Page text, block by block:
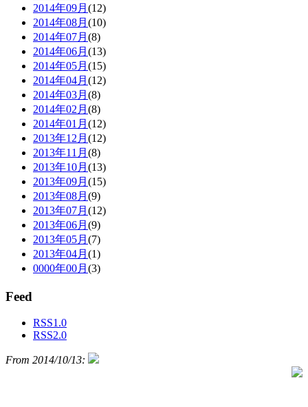
2014年09月 (12)
2014年08月 (10)
2014年07月 (8)
2014年06月 (13)
2014年05月 (15)
2014年04月 (12)
2014年03月 (8)
2014年02月 (8)
2014年01月 (12)
2013年12月 (12)
2013年11月 (8)
2013年10月 (13)
2013年09月 (15)
2013年08月 (9)
2013年07月 (12)
2013年06月 (9)
2013年05月 (7)
2013年04月 (1)
0000年00月 (3)
Feed
RSS1.0
RSS2.0
From 2014/10/13: